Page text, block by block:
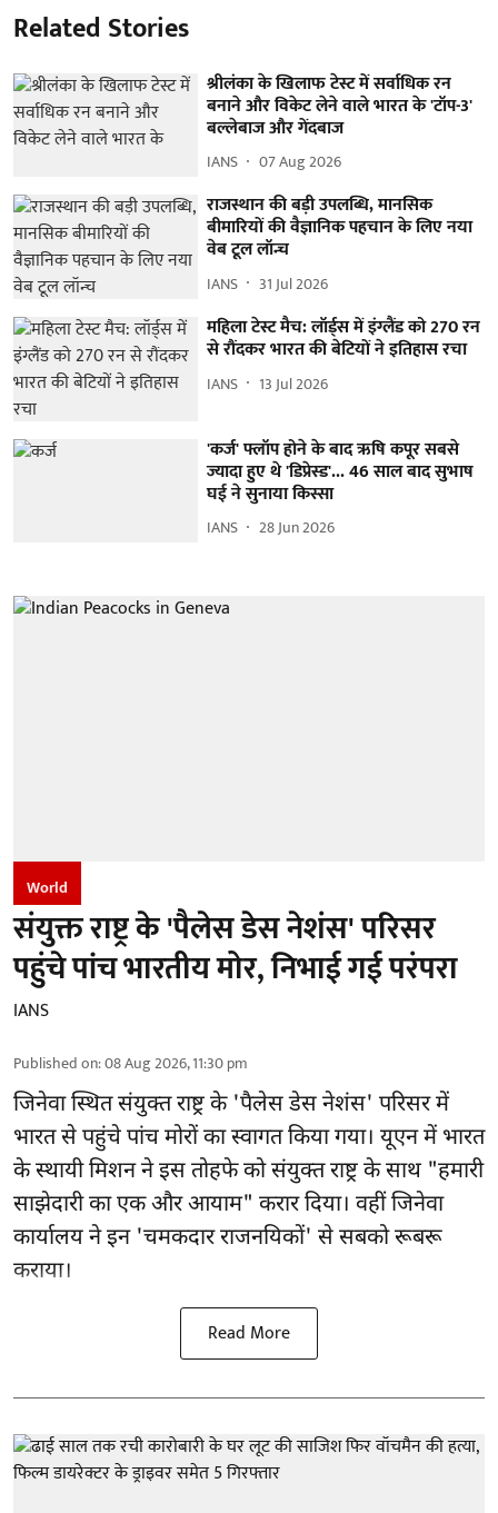
Related Stories
श्रीलंका के खिलाफ टेस्ट में सर्वाधिक रन
बनाने और विकेट लेने वाले भारत के 'टॉप-3'
बल्लेबाज और गेंदबाज
IANS 07 Aug 2026
राजस्थान की बड़ी उपलब्धि, मानसिक
बीमारियों की वैज्ञानिक पहचान के लिए नया
वेब टूल लॉन्च
IANS 31 Jul 2026
महिला टेस्ट मैच: लॉर्ड्स में इंग्लैंड को 270 रन
से रौंदकर भारत की बेटियों ने इतिहास रचा
IANS 13 Jul 2026
'कर्ज' फ्लॉप होने के बाद ऋषि कपूर सबसे
ज्यादा हुए थे 'डिप्रेस्ड'... 46 साल बाद सुभाष
घई ने सुनाया किस्सा
IANS 28 Jun 2026
World
संयुक्त राष्ट्र के 'पैलेस डेस नेशंस' परिसर
पहुंचे पांच भारतीय मोर, निभाई गई परंपरा
IANS
Published on:08 Aug 2026, 11:30 pm
जिनेवा स्थितसंयुक्त राष्ट्रके 'पैलेस डेस नेशंस' परिसर में
भारत से पहुंचे पांच मोरों का स्वागत किया गया। यूएन में भारत
के स्थायी मिशन ने इस तोहफे को संयुक्त राष्ट्र के साथ "हमारी
साझेदारी का एक और आयाम" करार दिया। वहीं जिनेवा
कार्यालय ने इन 'चमकदार राजनयिकों' से सबको रूबरू
कराया।
Read More